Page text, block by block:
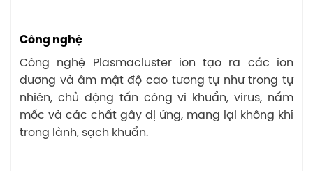
Công nghệ
Công nghệ Plasmacluster ion tạo ra các ion
dương và âm mật độ cao tương tự như trong tự
nhiên, chủ động tấn công vi khuẩn, virus, nấm
mốc và các chất gây dị ứng, mang lại không khí
trong lành, sạch khuẩn.